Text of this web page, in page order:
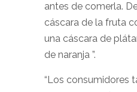
antes de comerla.
cáscara de la fruta
una cáscara de
de naranja ”.
“Los consumidores